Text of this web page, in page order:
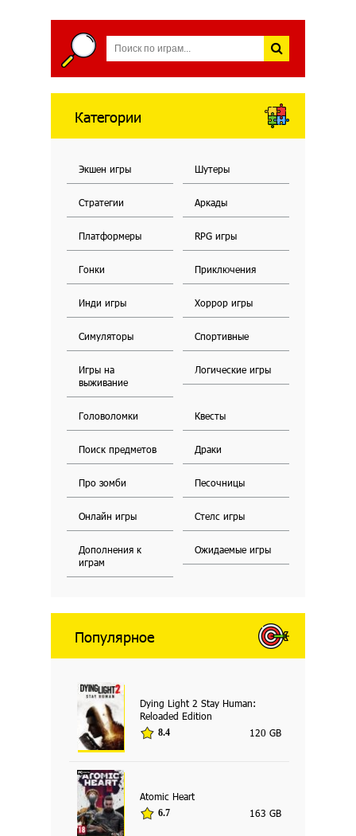
Категории
Экшен игры Шутеры
Стратегии Аркады
Платформеры RPG игры
Гонки Приключения
Инди игры Хоррор игры
Симуляторы Спортивные
Игры на
выживание
Логические игры
Головоломки Квесты
Поиск предметов Драки
Про зомби Песочницы
Онлайн игры Стелс игры
Дополнения к
играм
Ожидаемые игры
Популярное
Dying Light 2 Stay Human:
Reloaded Edition
8.4 120 GB
Atomic Heart
6.7 163 GB